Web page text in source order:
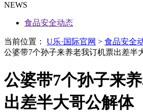
NEWS
食品安全动态
当前位置： U乐·国际官网 > 食品安全
公婆带7个孙子来养老我订机票出差半
公婆带7个孙子来
出差半大哥公解体